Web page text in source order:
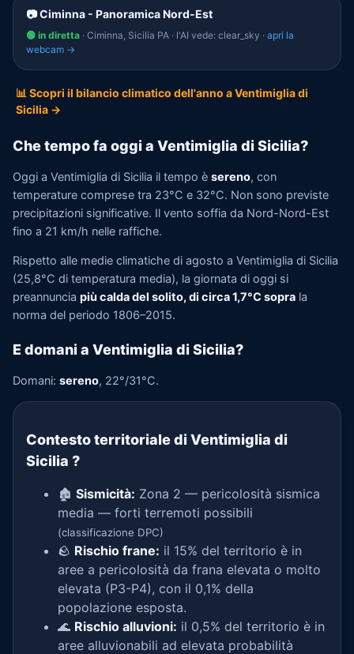
📷 Ciminna - Panoramica Nord-Est
🟢 in diretta · Ciminna, Sicilia PA · l'AI vede: clear_sky · apri la
webcam →
📊 Scopri il bilancio climatico dell'anno a Ventimiglia di
Sicilia →
Che tempo fa oggi a Ventimiglia di Sicilia?
Oggi a Ventimiglia di Sicilia il tempo è sereno, con
temperature comprese tra 23°C e 32°C. Non sono previste
precipitazioni significative. Il vento soffia da Nord-Nord-Est
fino a 21 km/h nelle raffiche.
Rispetto alle medie climatiche di agosto a Ventimiglia di Sicilia
(25,8°C di temperatura media), la giornata di oggi si
preannuncia più calda del solito, di circa 1,7°C sopra la
norma del periodo 1806–2015.
E domani a Ventimiglia di Sicilia?
Domani: sereno, 22°/31°C.
Contesto territoriale di Ventimiglia di
Sicilia ?
🏚️ Sismicità: Zona 2 — pericolosità sismica
media — forti terremoti possibili
(classificazione DPC)
🪨 Rischio frane: il 15% del territorio è in
aree a pericolosità da frana elevata o molto
elevata (P3-P4), con il 0,1% della
popolazione esposta.
🌊 Rischio alluvioni: il 0,5% del territorio è in
aree alluvionabili ad elevata probabilità